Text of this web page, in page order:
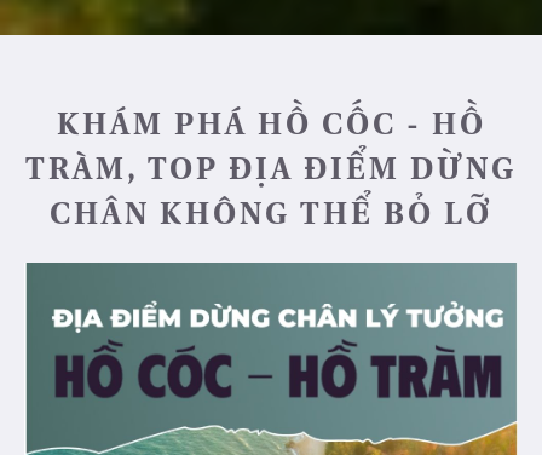
KHÁM PHÁ HỒ CỐC - HỒ
TRÀM, TOP ĐỊA ĐIỂM DỪNG
CHÂN KHÔNG THỂ BỎ LỠ